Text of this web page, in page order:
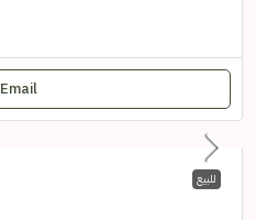
Email
للبيع